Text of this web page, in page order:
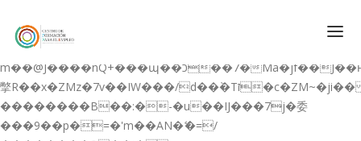
��������p�SVT�(w��ę��!j������
��x�;�-
m��@J����nQ+���պ��כ��7�Ma�jf��J��ͱ4j���Ѳ�
撆R��x�ZMz�7v��IW���/d��ٞ�Тז�c�ZM~�ji�� ߒ��sQz�����Ԡ��DW��3�De�n"��M�+/
��������B��:�-�u��IJ���7j�委
���9��p�=�'m��AN�ޭ�=/
CONÓCENOS